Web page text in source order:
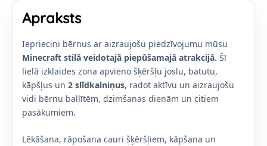
Apraksts
Iepriecini bērnus ar aizraujošu piedzīvojumu mūsu
Minecraft stilā veidotajā piepūšamajā atrakcijā. Šī
lielā izklaides zona apvieno šķēršļu joslu, batutu,
kāpšļus un 2 slīdkalniņus, radot aktīvu un aizraujošu
vidi bērnu ballītēm, dzimšanas dienām un citiem
pasākumiem.
Lēkāšana, rāpošana cauri šķēršļiem, kāpšana un